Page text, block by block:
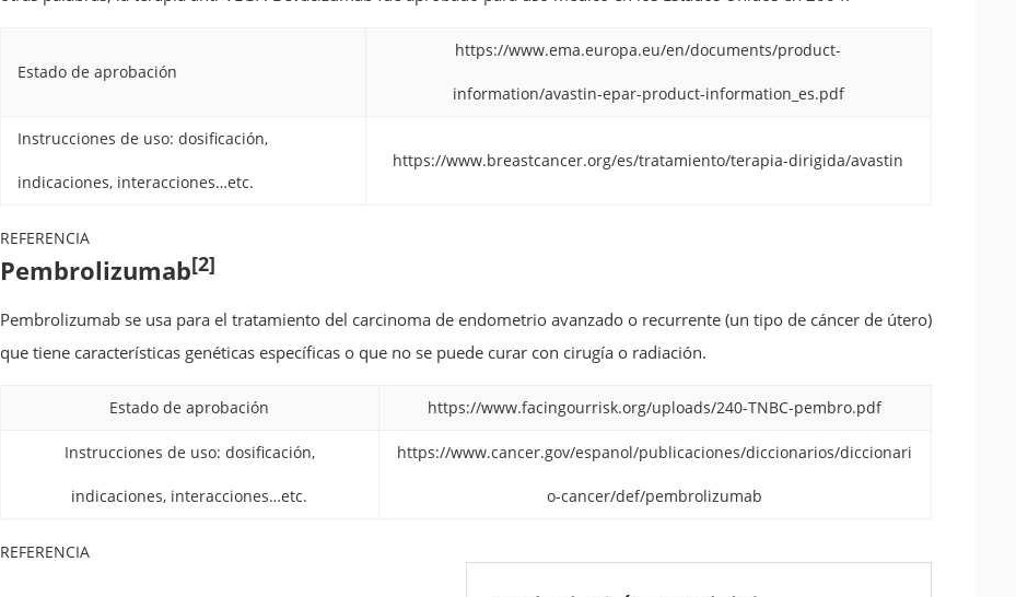
Estado de aprobación
https://www.ema.europa.eu/en/documents/product-
information/avastin-epar-product-information_es.pdf
Instrucciones de uso: dosificación,
indicaciones, interacciones…etc.
https://www.breastcancer.org/es/tratamiento/terapia-dirigida/avastin
REFERENCIA
Pembrolizumab[2]
Pembrolizumab se usa para el tratamiento del carcinoma de endometrio avanzado o recurrente (un tipo de cáncer de útero)
que tiene características genéticas específicas o que no se puede curar con cirugía o radiación.
Estado de aprobación https://www.facingourrisk.org/uploads/240-TNBC-pembro.pdf
Instrucciones de uso: dosificación,
indicaciones, interacciones…etc.
https://www.cancer.gov/espanol/publicaciones/diccionarios/diccionari
o-cancer/def/pembrolizumab
REFERENCIA